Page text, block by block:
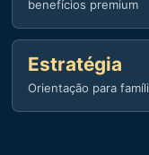
benefícios premium
Estratégia
Orientação para